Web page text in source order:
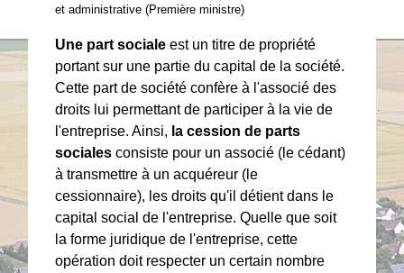
et administrative (Première ministre)
Une part sociale est un titre de propriété
portant sur une partie du capital de la société.
Cette part de société confère à l'associé des
droits lui permettant de participer à la vie de
l'entreprise. Ainsi, la cession de parts
sociales consiste pour un associé (le cédant)
à transmettre à un acquéreur (le
cessionnaire), les droits qu'il détient dans le
capital social de l'entreprise. Quelle que soit
la forme juridique de l'entreprise, cette
opération doit respecter un certain nombre